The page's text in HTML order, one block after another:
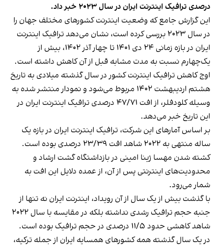
درصدی ترافیک اینترنت ایران در سال ۲۰۲۳ خبر داد.
این گزارش جامعکه وضعیت اینترنت کشورهای مختلف جهان را
در سال ۲۰۲۳ بررسی کرده است، نشان می‌دهد ترافیک اینترنت
ایران در بازه زمانی ۲۴ دی ۱۴۰۱ تا چهار آذر ۱۴۰۲، بیش از
یک‌چهارم نسبت به مدت مشابه قبل از آن کاهش داشته است.
اوج کاهش ترافیک اینترنت کشور در سال گذشته میلادی به تاریخ
هشتم اردیبهشت ۱۴۰۲ مربوط می‌شود و نمودار منتشر شده به
وسیله کلودفلر، از افت ۴۷/۷۱ درصدی ترافیک اینترنت ایران در
این تاریخ خبر می‌دهد.
بر اساس آمارهای این شرکت، ترافیک اینترنت ایران در بازه یک
ساله منتهی به ۲۰۲۲ شاهد افت ۲۳/۳۹ درصدی بوده است.
کشته شدن مهسا ژینا امینی در بازداشتگاه گشت ارشاد و
محدودیت‌های اینترنتی پس از آن، از عمده دلایل این افت به
شمار می‌رود.
با گذشت بیش از یک سال از آن رویداد، اینترنت ایران نه تنها از
جنبه حجم ترافیک رشدی نداشته بلکه در مقایسه با سال ۲۰۲۲
شاهد کاهشی حدود ۱۱/۵ درصدی در حجم ترافیک بوده است.
در یک سال گذشته همه کشورهای همسایه ایران از جمله ترکیه،